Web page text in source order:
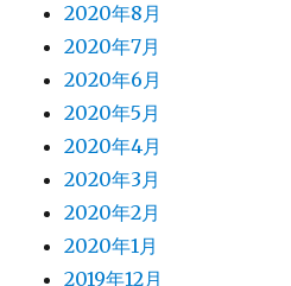
2020年8月
2020年7月
2020年6月
2020年5月
2020年4月
2020年3月
2020年2月
2020年1月
2019年12月